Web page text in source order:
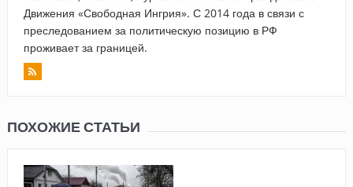
Движения «Свободная Ингрия». С 2014 года в связи с
преследованием за политическую позицию в РФ
проживает за границей.
ПОХОЖИЕ СТАТЬИ